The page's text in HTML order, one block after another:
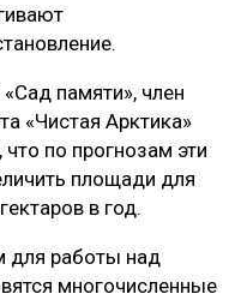
памяти», член
«Чистая Арктика»
по прогнозам эти
площади для
в год.
для работы над
многочисленные